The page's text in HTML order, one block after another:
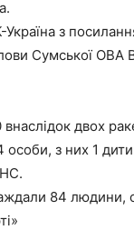
з
Сумської
двох
особи, з них 1
84 людини,